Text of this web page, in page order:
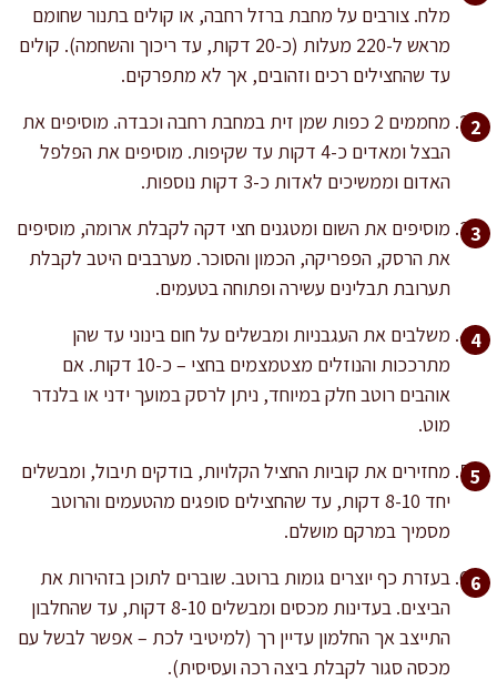
מלח. צורבים על מחבת ברזל רחבה, או קולים בתנור שחומם
מראש ל-220 מעלות (כ-20 דקות, עד ריכוך והשחמה). קולים
עד שהחצילים רכים וזהובים, אך לא מתפרקים.
מחממים 2 כפות שמן זית במחבת רחבה וכבדה. מוסיפים את
הבצל ומאדים כ-4 דקות עד שקיפות. מוסיפים את הפלפל
האדום וממשיכים לאדות כ-3 דקות נוספות.
מוסיפים את השום ומטגנים חצי דקה לקבלת ארומה, מוסיפים
את הרסק, הפפריקה, הכמון והסוכר. מערבבים היטב לקבלת
תערובת תבלינים עשירה ופתוחה בטעמים.
משלבים את העגבניות ומבשלים על חום בינוני עד שהן
מתרככות והנוזלים מצטמצמים בחצי – כ-10 דקות. אם
אוהבים רוטב חלק במיוחד, ניתן לרסק במועך ידני או בלנדר
מוט.
מחזירים את קוביות החציל הקלויות, בודקים תיבול, ומבשלים
יחד 8-10 דקות, עד שהחצילים סופגים מהטעמים והרוטב
מסמיך במרקם מושלם.
בעזרת כף יוצרים גומות ברוטב. שוברים לתוכן בזהירות את
הביצים. בעדינות מכסים ומבשלים 8-10 דקות, עד שהחלבון
התייצב אך החלמון עדיין רך (למיטיבי לכת – אפשר לבשל עם
מכסה סגור לקבלת ביצה רכה ועסיסית).